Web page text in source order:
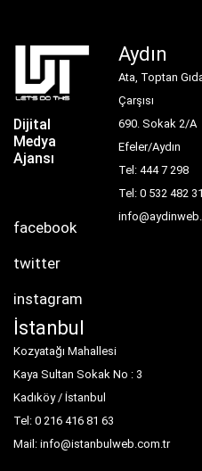
Dijital
Medya
Ajansı
facebook
twitter
instagram
Aydın
Ata, Toptan
Çarşısı
690. Sokak 2/A
Efeler/Aydın
Tel: 444 7 298
Tel: 0 532 482
İstanbul
Kozyatağı Mahallesi
Kaya Sultan Sokak No : 3
Kadıköy / İstanbul
Tel: 0 216 416 81 63
Mail: info@istanbulweb.com.tr